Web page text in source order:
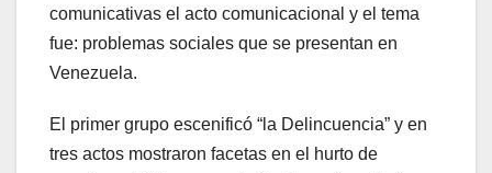
comunicativas el acto comunicacional y el tema
fue: problemas sociales que se presentan en
Venezuela.
El primer grupo escenificó “la Delincuencia” y en
tres actos mostraron facetas en el hurto de